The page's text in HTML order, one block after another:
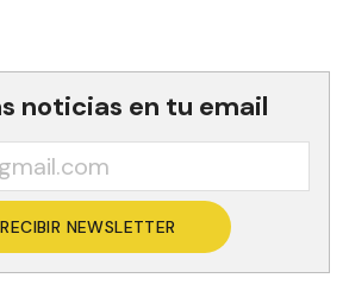
noticias en tu email
RECIBIR NEWSLETTER